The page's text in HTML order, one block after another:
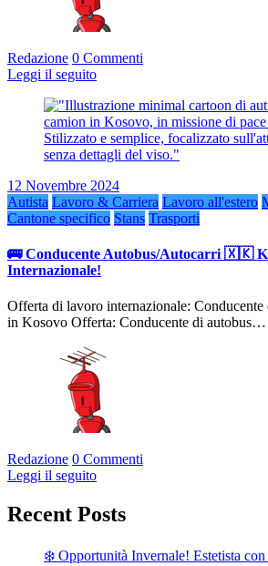
Redazione 0 Commenti
Leggi il seguito
12 Novembre 2024
Autista Lavoro & Carriera Lavoro all'estero
Cantone specifico Stans Trasporti
🚌 Conducente Autobus/Autocarri 🇽🇰
Internazionale!
Offerta di lavoro internazionale: Conducente
in Kosovo Offerta: Conducente di autobus…
Redazione 0 Commenti
Leggi il seguito
Recent Posts
❄️ Opportunità Invernale! Estetista con